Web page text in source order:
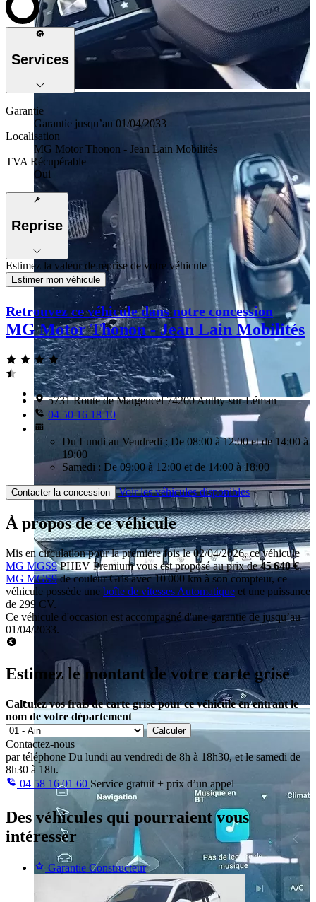
Services
Garantie
Garantie jusqu’au 01/04/2033
Localisation
MG Motor Thonon - Jean Lain Mobilités
TVA Récupérable
Oui
Reprise
Estimez la valeur de reprise de votre véhicule
Estimer mon véhicule
Retrouvez ce véhicule dans notre concession
MG Motor Thonon - Jean Lain Mobilités
5731 Route de Margencel 74200 Anthy-sur-Léman
04 50 16 18 10
Du Lundi au Vendredi : De 08:00 à 12:00 et de 14:00 à
19:00
Samedi : De 09:00 à 12:00 et de 14:00 à 18:00
Contacter la concession Voir les véhicules disponibles
À propos de ce véhicule
Mis en circulation pour la première fois le 02/04/2026, ce véhicule
MG MGS9PHEV Premium vous est proposé au prix de45 640 €.
MG MGS9de couleur Gris avec 10 000 km à son compteur, ce
véhicule possède une boîte de vitesses Automatique et une puissance
de 299 CV.
Ce véhicule d'occasion est accompagné d'une garantie de jusqu’au
01/04/2033.
Estimez le montant de votre carte grise
Calculez vos frais de carte grise pour ce véhicule en entrant le
nom de votre département
Calculer
Contactez-nous
par téléphone Du lundi au vendredi de 8h à 18h30, et le samedi de
8h30 à 18h.
04 58 16 01 60 Service gratuit + prix d’un appel
Des véhicules qui pourraient vous
intéresser
Garantie Constructeur